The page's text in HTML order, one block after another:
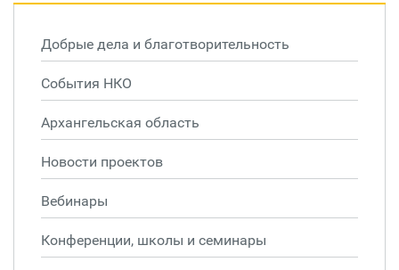
Добрые дела и благотворительность
События НКО
Архангельская область
Новости проектов
Вебинары
Конференции, школы и семинары